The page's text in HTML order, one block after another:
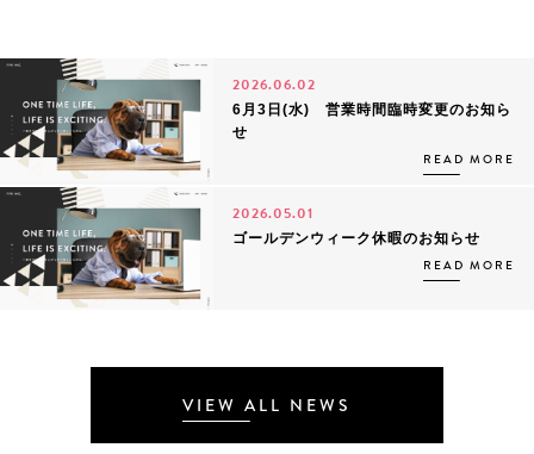
2026.06.02
6月3日(水) 営業時間臨時変更のお知ら
せ
READ MORE
2026.05.01
ゴールデンウィーク休暇のお知らせ
READ MORE
VIEW ALL NEWS